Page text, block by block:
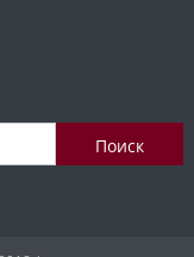
Найти: